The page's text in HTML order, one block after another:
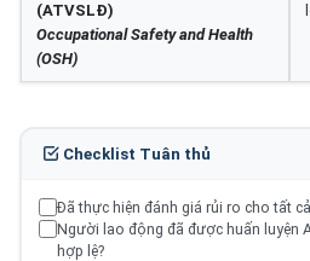
(ATVSLĐ)
Occupational Safety and Health
(OSH)
Checklist Tuân thủ
Đã thực hiện đánh giá rủi ro cho tất
Người lao động đã được huấn luyện
hợp lệ?